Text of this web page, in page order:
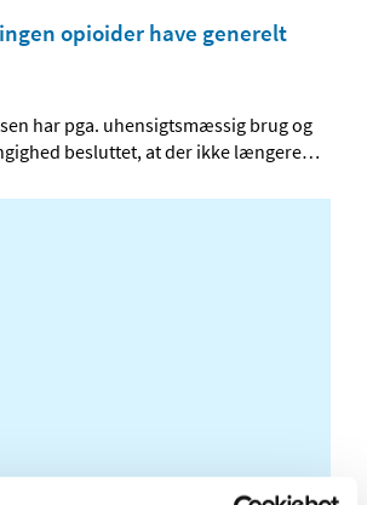
opioider have generelt
har pga. uhensigtsmæssig brug og
besluttet, at der ikke længere…